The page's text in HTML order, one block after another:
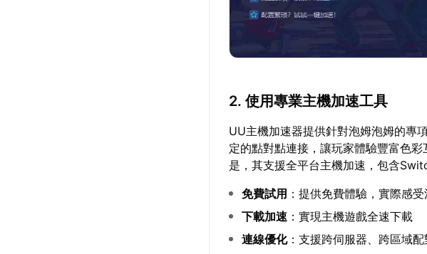
2. 使用專業主機加速工具
UU主機加速器提供針對泡姆泡姆的專
定的點對點連接，讓玩家體驗豐富色
是，其支援全平台主機加速，包含
免費試用 ：提供免費體驗，實際感
下載加速 ：實現主機遊戲全速下載
連線優化：支援跨伺服器、跨區域